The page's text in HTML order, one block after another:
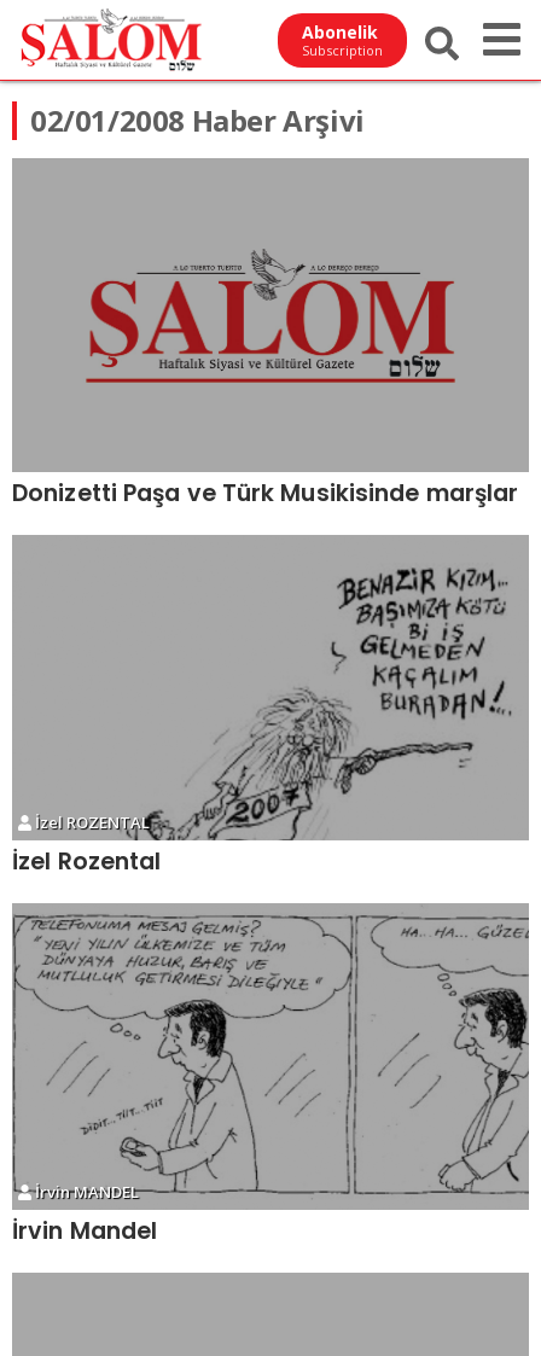
Abonelik
Subscription
02/01/2008 Haber Arşivi
Donizetti Paşa ve Türk Musikisinde marşlar
İzel ROZENTAL
İzel Rozental
İrvin MANDEL
İrvin Mandel